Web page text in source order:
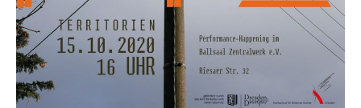
UNSER POLITISCHES SELBSTVERSTÄNDNIS
NACHHALTIGKEIT UND KLIMASCHUTZ
WE ARE MEMBERS OF TRANS EUROPE HALLES